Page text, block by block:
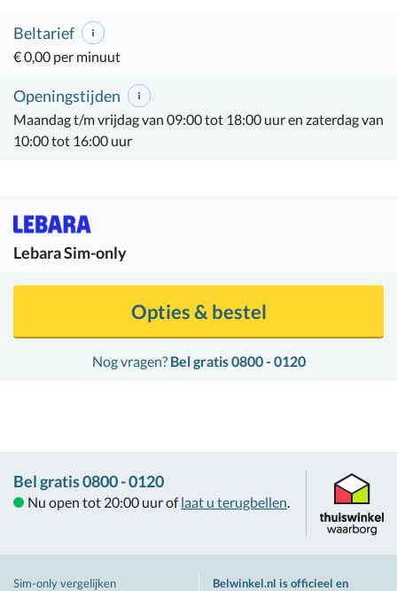
Beltarief
€ 0,00 per minuut
Openingstijden
Maandag t/m vrijdag van 09:00 tot 18:00 uur en zaterdag van
10:00 tot 16:00 uur
LebaraSim-only
Nog vragen? Bel gratis 0800 - 0120
Opties & bestel
Bel gratis 0800 - 0120
Nu open tot 20:00 uur of laat u terugbellen.
Sim-only vergelijken Belwinkel.nl is officieel en